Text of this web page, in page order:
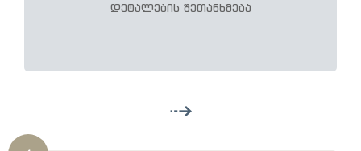
დეტალების შეთანხმება